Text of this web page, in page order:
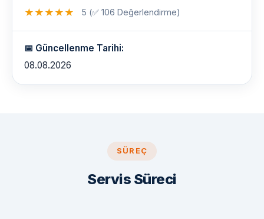
★ ★ ★ ★ ★ 5 (✅ 106 Değerlendirme)
📅 Güncellenme Tarihi:
08.08.2026
SÜREÇ
Servis Süreci